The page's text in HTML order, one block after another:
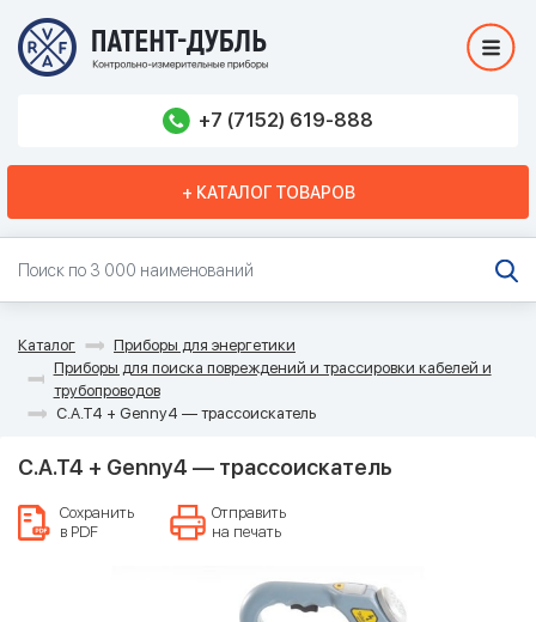
+7 (7152) 619-888
+ КАТАЛОГ ТОВАРОВ
Каталог
Приборы для энергетики
Приборы для поиска повреждений и трассировки кабелей и
трубопроводов
C.A.T4 + Genny4 — трассоискатель
C.A.T4 + Genny4 — трассоискатель
Сохранить
в PDF
Отправить
на печать